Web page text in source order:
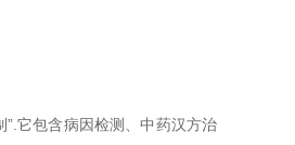
它包含病因检测、中药汉方治